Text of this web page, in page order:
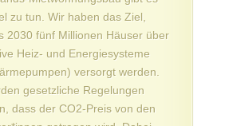
zu tun. Wir haben das Ziel,
2030 fünf Millionen Häuser über
Heiz- und Energiesysteme
versorgt werden.
gesetzliche Regelungen
dass der CO2-Preis von den